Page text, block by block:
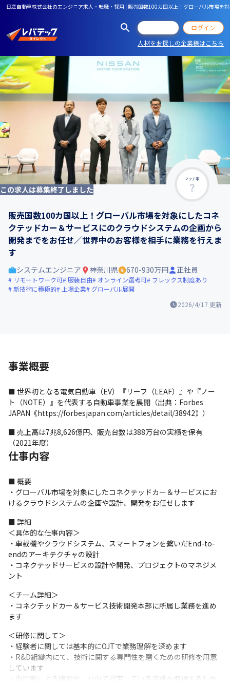
日産自動車株式会社のエンジニア求人・転職・採用 | 販売国数100カ国以上！グローバル市場
ログイン
人材をお探しの企業様はこちら
マッチ率
この求人は募集終了しました
販売国数100カ国以上！グローバル市場を対象にしたコネ
クテッドカー＆サービスにのクラウドシステムの企画から
開発までをお任せ／世界中のお客様を相手に業務を行えま
す
2026/4/17 更新
システムエンジニア 神奈川県 670-930万円 正社員
リモートワーク可 服装自由 オンライン選考可
フレックス制度あり
新技術に積極的
上場企業 グローバル展開
事業概要
■ 世界初となる電気自動車（EV）『リーフ（LEAF）』や『ノー
ト（NOTE）』を代表する自動車事業を展開（出典：Forbes
JAPAN｟https://forbesjapan.com/articles/detail/38942｠）
■ 売上高は7兆8,626億円、販売台数は388万台の実績を保有
（2021年度）
仕事内容
■ 概要
・グローバル市場を対象にしたコネクテッドカー＆サービスにお
けるクラウドシステムの企画や設計、開発をお任せします
■ 詳細
＜具体的な仕事内容＞
・車載機やクラウドシステム、スマートフォンを繋いだEnd-to-
endのアーキテクチャの設計
・コネクテッドサービスの設計や開発、プロジェクトのマネジメ
ント
＜チーム詳細＞
・コネクテッドカー＆サービス技術開発本部に所属し業務を進め
ます
＜研修に関して＞
・経験者に関しては基本的にOJTで業務理解を深めます
・R&D組織内にて、技術に関する専門性を磨くための研修を用意
しています
・専門家による講習や、社内で認定している資格を取得するため